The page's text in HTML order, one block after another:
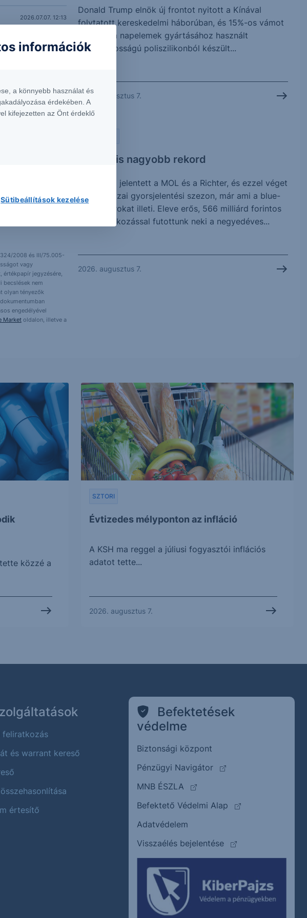
2026.07.07. 12:13
2026.06.16. 09:04
2008 és III/75.005-
vagy
értékpapír jegyzésére,
becslések nem
olyan tényezők
engedélyével
Marketoldalon, illetve a
Donald Trump elnök új frontot nyitott a Kínával
folytatott kereskedelmi háborúban, és 15%-os vámot
vetett ki a napelemek gyártásához használt
kulcsfontosságú poliszilikonból készült...
2026. augusztus 7.
Vártnál is nagyobb rekord
Ma reggel jelentett a MOL és a Richter, és ezzel véget
is ért a hazai gyorsjelentési szezon, már ami a blue-
chip papírokat illeti. Eleve erős, 566 milliárd forintos
profitvárakozással futottunk neki a negyedéves...
2026. augusztus 7.
közzé a
Évtizedes mélyponton az infláció
SZTORI
A KSH ma reggel a júliusi fogyasztói inflációs
adatot tette...
2026. augusztus 7.
feliratkozás
és warrant kereső
értesítő
Befektetések
védelme
Biztonsági központ
Pénzügyi Navigátor
(külső oldalra ugrik)
MNB ÉSZLA
(külső oldalra ugrik)
Befektető Védelmi Alap
(külső oldalra
Adatvédelem
Visszaélés bejelentése
(külső oldalra ugrik)
információk
a könnyebb használat és
érdekében. A
kifejezetten az Önt érdeklő
Sütibeállítások kezelése